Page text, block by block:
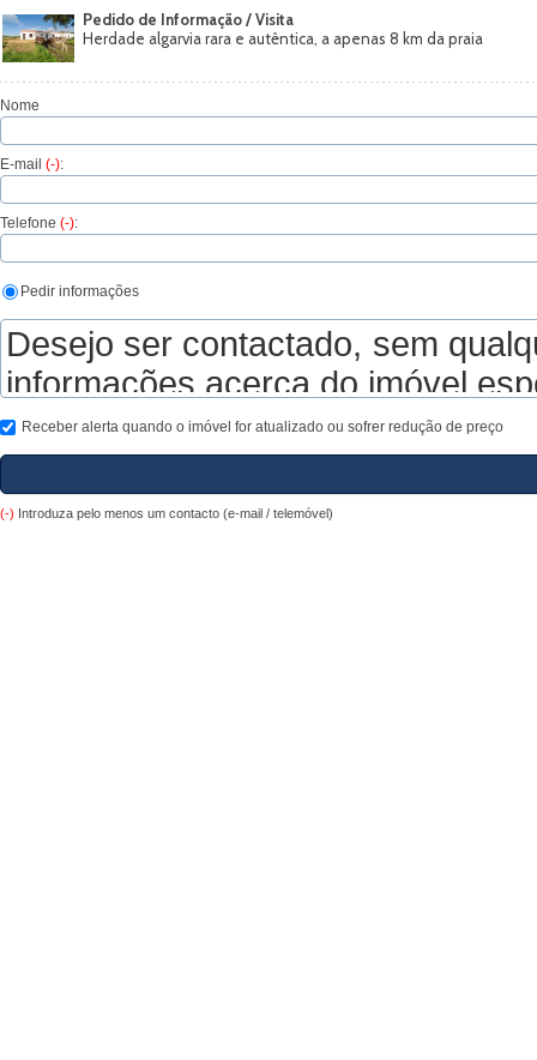
Pedido de Informação / Visita
Herdade algarvia rara e autêntica, a apenas 8 km da praia
Nome
E-mail (-):
Telefone (-):
Pedir informações
Receber alerta quando o imóvel for atualizado ou sofrer redução de preço
(-) Introduza pelo menos um contacto (e-mail / telemóvel)